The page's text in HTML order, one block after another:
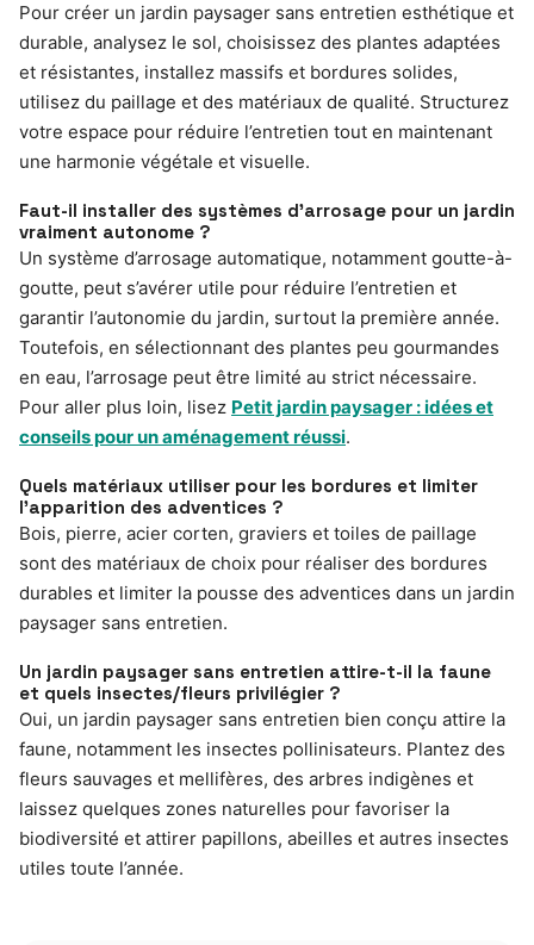
Pour créer un jardin paysager sans entretien esthétique et
durable, analysez le sol, choisissez des plantes adaptées
et résistantes, installez massifs et bordures solides,
utilisez du paillage et des matériaux de qualité. Structurez
votre espace pour réduire l’entretien tout en maintenant
une harmonie végétale et visuelle.
Faut-il installer des systèmes d’arrosage pour un jardin
vraiment autonome ?
Un système d’arrosage automatique, notamment goutte-à-
goutte, peut s’avérer utile pour réduire l’entretien et
garantir l’autonomie du jardin, surtout la première année.
Toutefois, en sélectionnant des plantes peu gourmandes
en eau, l’arrosage peut être limité au strict nécessaire.
Pour aller plus loin, lisez Petit jardin paysager : idées et
conseils pour un aménagement réussi.
Quels matériaux utiliser pour les bordures et limiter
l’apparition des adventices ?
Bois, pierre, acier corten, graviers et toiles de paillage
sont des matériaux de choix pour réaliser des bordures
durables et limiter la pousse des adventices dans un jardin
paysager sans entretien.
Un jardin paysager sans entretien attire-t-il la faune
et quels insectes/fleurs privilégier ?
Oui, un jardin paysager sans entretien bien conçu attire la
faune, notamment les insectes pollinisateurs. Plantez des
fleurs sauvages et mellifères, des arbres indigènes et
laissez quelques zones naturelles pour favoriser la
biodiversité et attirer papillons, abeilles et autres insectes
utiles toute l’année.